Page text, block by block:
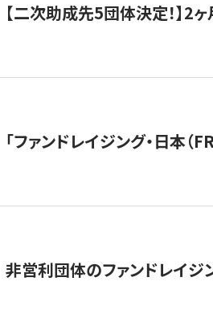
【二次助成先5団体決定！】2
「ファンドレイジング・日本
非営利団体のファンドレイジ